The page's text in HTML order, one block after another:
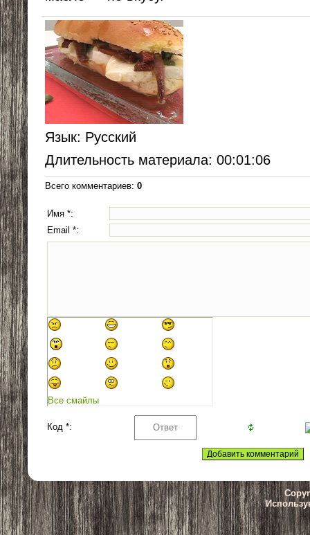
Язык: Русский
Длительность материала: 00:01:06
Всего комментариев: 0
Имя *:
Email *:
Все смайлы
Код *: